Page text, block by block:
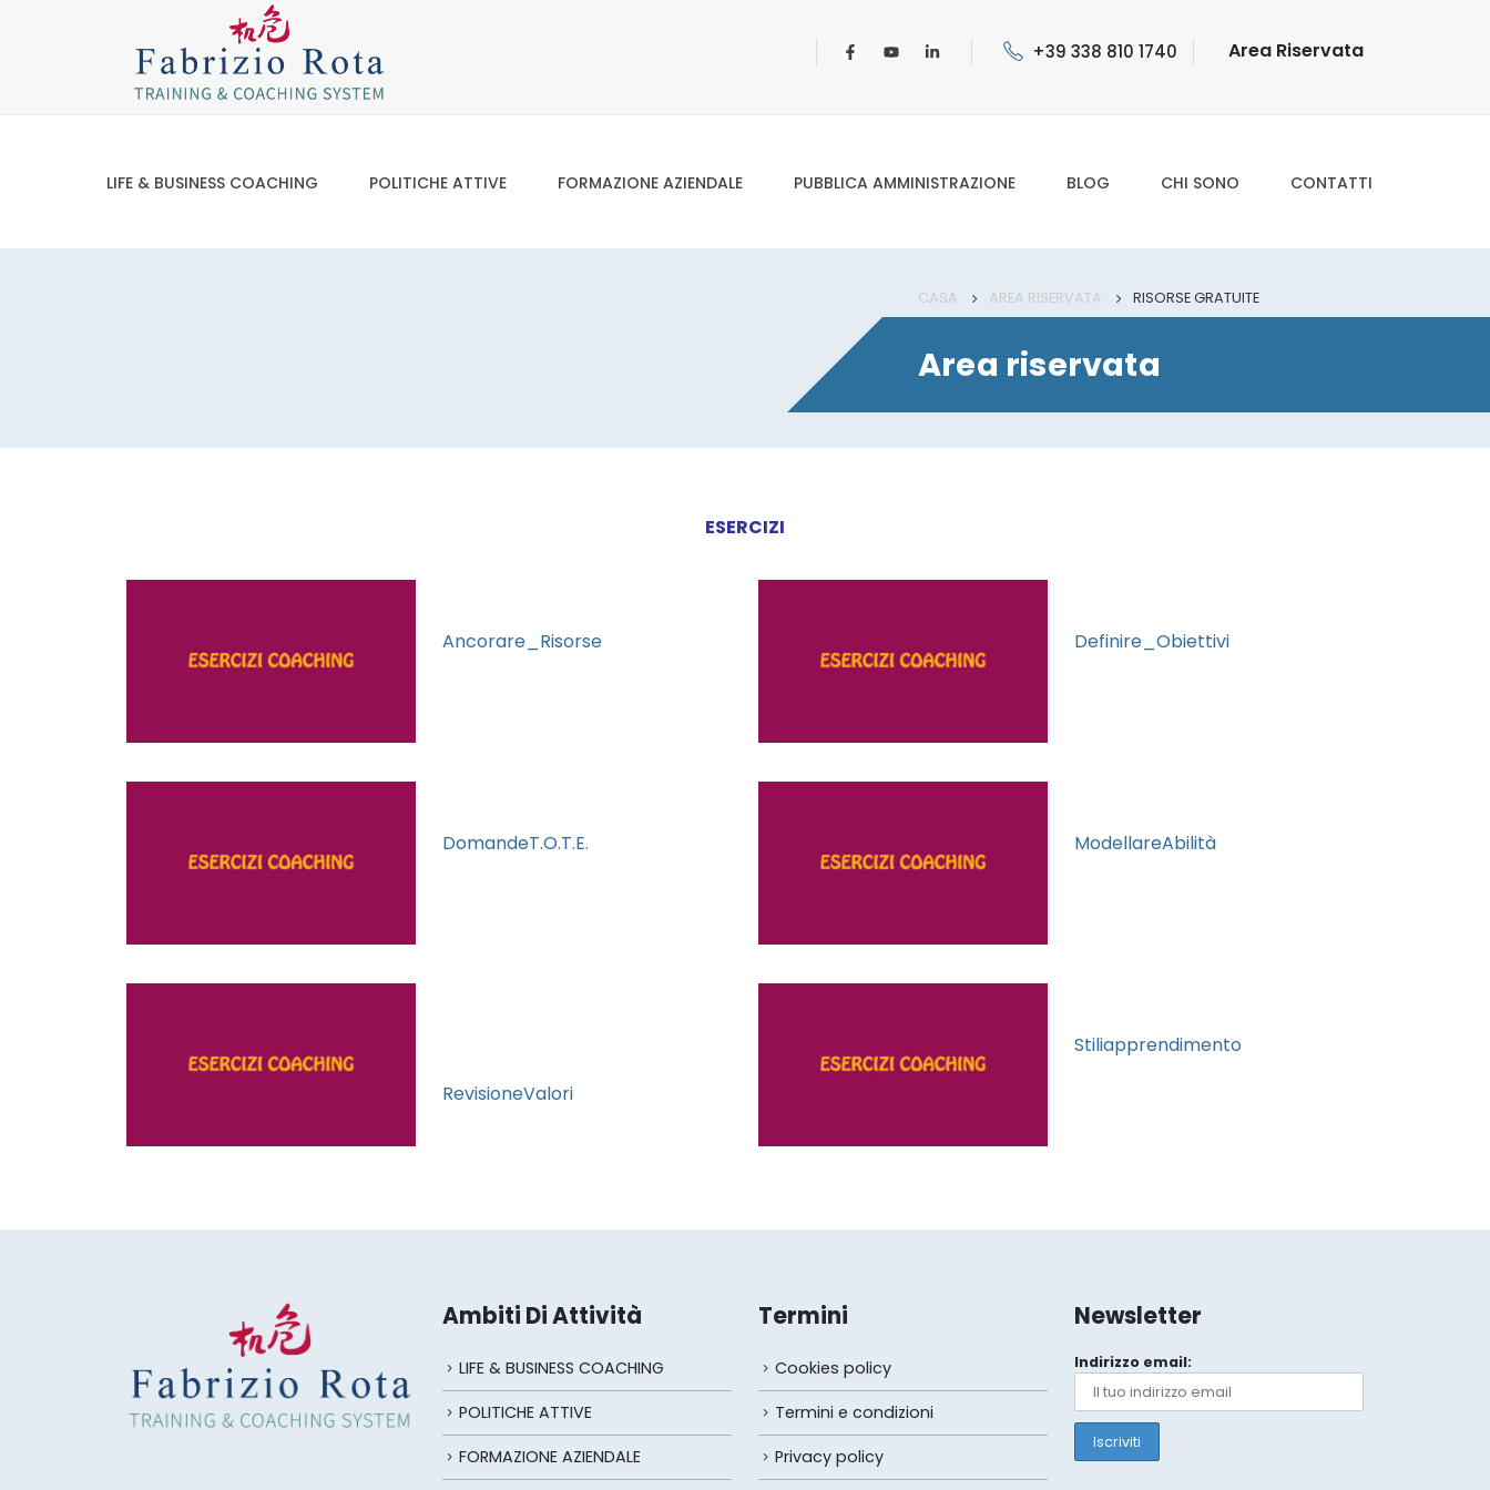
+39 338 810 1740 Area Riservata
LIFE & BUSINESS COACHING POLITICHE ATTIVE FORMAZIONE AZIENDALE PUBBLICA AMMINISTRAZIONE BLOG CHI SONO CONTATTI
CASA AREA RISERVATA RISORSE GRATUITE
Area riservata
ESERCIZI
Ancorare_Risorse Definire_Obiettivi
DomandeT.O.T.E. ModellareAbilità
RevisioneValori
Stiliapprendimento
Ambiti Di Attività
LIFE & BUSINESS COACHING
POLITICHE ATTIVE
FORMAZIONE AZIENDALE
Termini
Cookies policy
Termini e condizioni
Privacy policy
Newsletter
Indirizzo email: